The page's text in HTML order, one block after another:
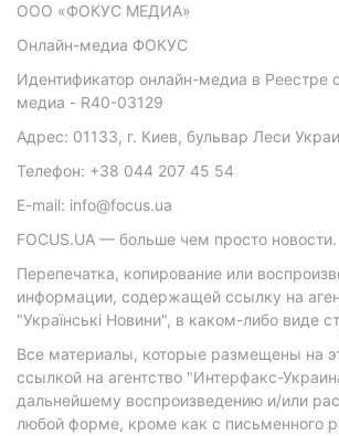
ООО «ФОКУС МЕДИА»
Онлайн-медиа ФОКУС
Идентификатор онлайн-медиа в Реестре
медиа - R40-03129
Адрес: 01133, г. Киев, бульвар Леси
Телефон: +38 044 207 45 54
E-mail: info@focus.ua
FOCUS.UA — больше чем просто новости.
Перепечатка, копирование или
информации, содержащей ссылку на
"Українські Новини", в каком-либо виде
Все материалы, которые размещены на
ссылкой на агентство "Интерфакс-
дальнейшему воспроизведению и/или
любой форме, кроме как с письменного